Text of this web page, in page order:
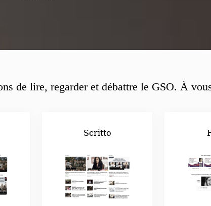
de lire, regarder et débattre le GSO. À
Scritto